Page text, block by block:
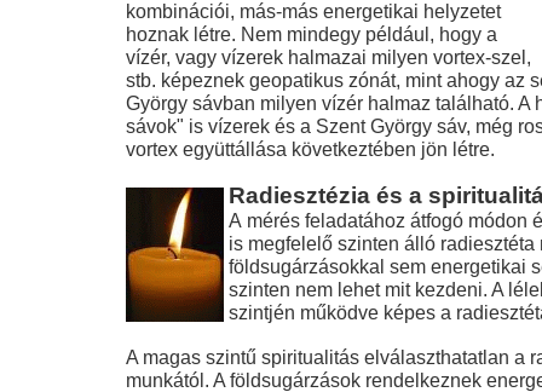
kombinációi, más-más energetikai helyzetet
hoznak létre. Nem mindegy például, hogy a
vízér, vagy vízerek halmazai milyen vortex-szel,
stb. képeznek geopatikus zónát, mint ahogy az
György sávban milyen vízér halmaz található. A
sávok" is vízerek és a Szent György sáv, még
vortex együttállása következtében jön létre.
Radiesztézia és a
A mérés feladatához átfogó módon
is megfelelő szinten álló radiesztéta
földsugárzásokkal sem energetikai
szinten nem lehet mit kezdeni. A
szintjén működve képes a
A magas szintű spiritualitás elválaszthatatlan a
munkától. A földsugárzások rendelkeznek